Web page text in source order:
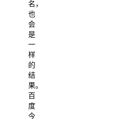
名，
也
会
是
一
样
的
结
果。
百
度
今